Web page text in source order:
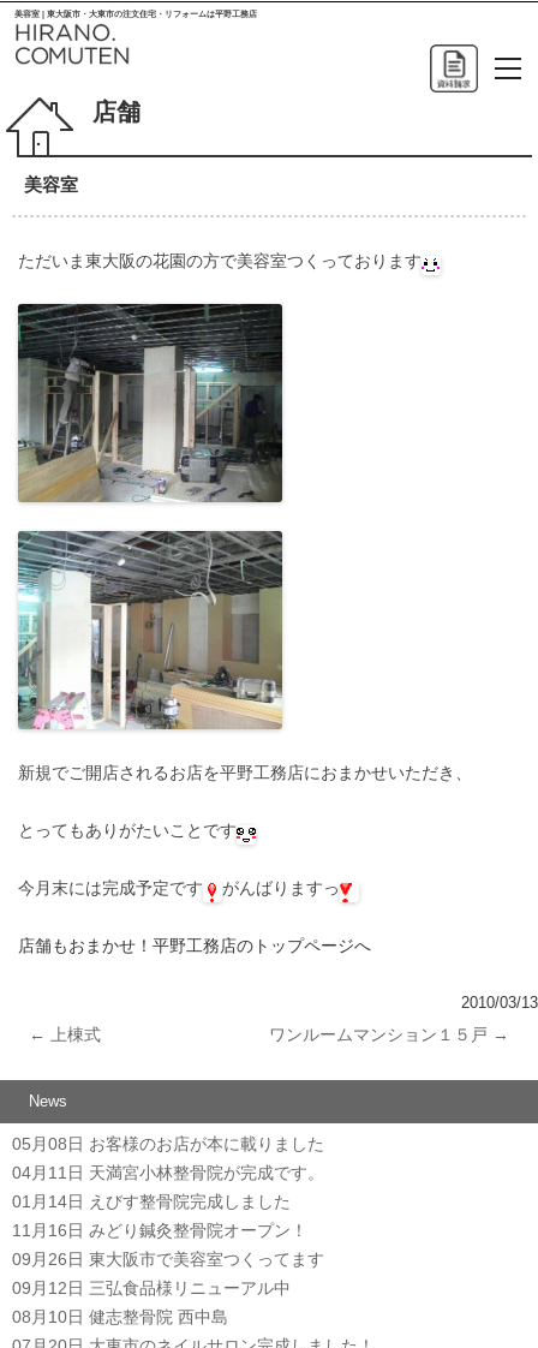
美容室 | 東大阪市・大東市の注文住宅・リフォームは平野工務店
店舗
美容室
ただいま東大阪の花園の方で美容室つくっております
新規でご開店されるお店を平野工務店におまかせいただき、
とってもありがたいことです
今月末には完成予定です がんばりますっ
店舗もおまかせ！平野工務店のトップページへ
2010/03/13
← 上棟式 ワンルームマンション１５戸 →
News
05月08日 お客様のお店が本に載りました
04月11日 天満宮小林整骨院が完成です。
01月14日 えびす整骨院完成しました
11月16日 みどり鍼灸整骨院オープン！
09月26日 東大阪市で美容室つくってます
09月12日 三弘食品様リニューアル中
08月10日 健志整骨院 西中島